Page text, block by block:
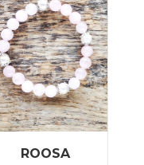
teha
tootelehel.
ROOSA